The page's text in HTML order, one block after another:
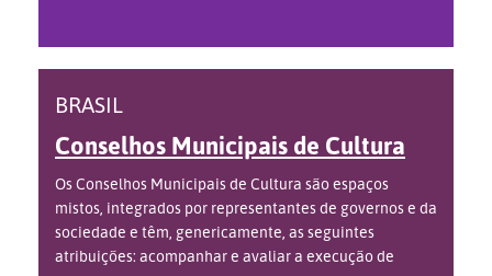
BRASIL
Conselhos Municipais de Cultura
Os Conselhos Municipais de Cultura são espaços
mistos, integrados por representantes de governos e da
sociedade e têm, genericamente, as seguintes
atribuições: acompanhar e avaliar a execução de